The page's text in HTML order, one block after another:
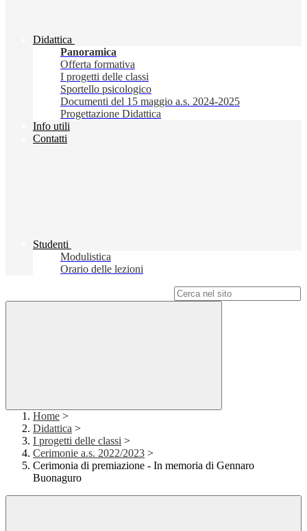
Didattica
Panoramica
Offerta formativa
I progetti delle classi
Sportello psicologico
Documenti del 15 maggio a.s. 2024-2025
Progettazione Didattica
Info utili
Contatti
Studenti
Modulistica
Orario delle lezioni
Home >
Didattica >
I progetti delle classi >
Cerimonie a.s. 2022/2023 >
Cerimonia di premiazione - In memoria di Gennaro
Buonaguro